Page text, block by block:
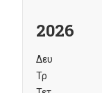
2026
Δευ
Τρ